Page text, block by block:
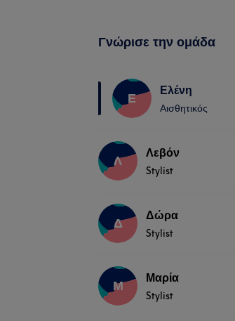
Γνώρισε την ομάδα
Ε Ελένη
Αισθητικός
Λ Λεβόν
Stylist
Δ Δώρα
Stylist
Μ Μαρία
Stylist